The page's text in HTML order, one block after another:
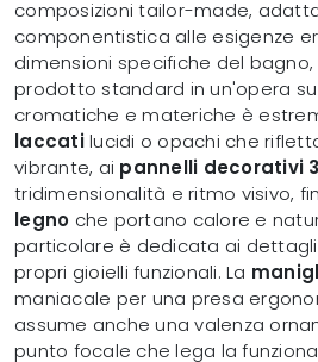
composizioni tailor-made,
componentistica alle esigenze
dimensioni specifiche del
prodotto standard in un'opera
cromatiche e materiche è
laccatilucidi o opachi che
vibrante, ai pannelli decorativi
tridimensionalità e ritmo visivo,
legno che portano calore e
particolare è dedicata ai dettagli
propri gioielli funzionali. La
maniacale per una presa
assume anche una valenza
punto focale che lega la